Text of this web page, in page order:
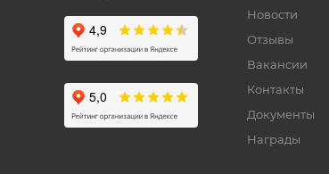
Новости
Отзывы
Вакансии
Контакты
Документы
Награды